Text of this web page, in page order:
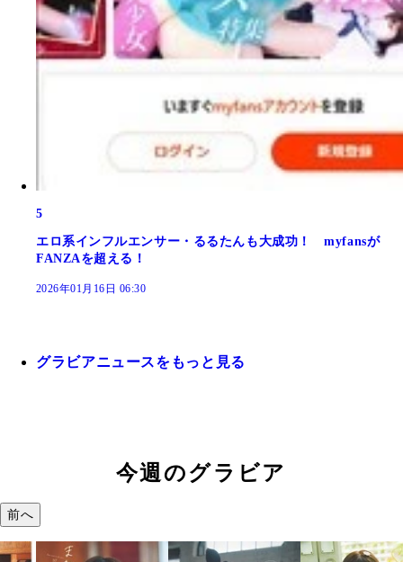
5
エロ系インフルエンサー・るるたんも大成功！ myfansが
FANZAを超える！
2026年01月16日 06:30
グラビアニュースをもっと見る
今週のグラビア
前へ